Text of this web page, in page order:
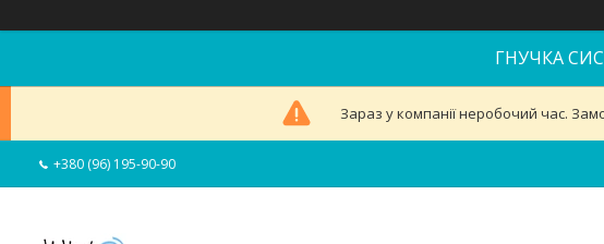
ГНУЧКА
Зараз у компанії неробочий час.
+380 (96) 195-90-90